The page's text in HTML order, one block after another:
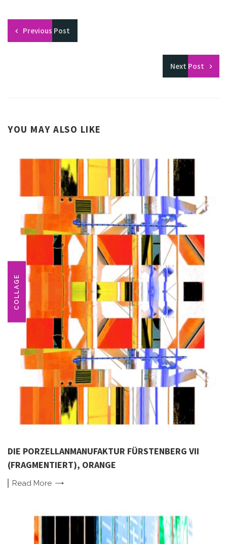
Previous Post
Next Post
YOU MAY ALSO LIKE
COLLAGE
DIE PORZELLANMANUFAKTUR FÜRSTENBERG VII
(FRAGMENTIERT), ORANGE
Read More